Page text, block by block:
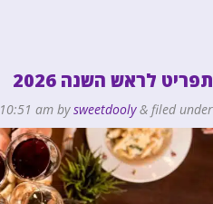
תפריט לראש השנה 2026
10:51 am bysweetdooly & filed under